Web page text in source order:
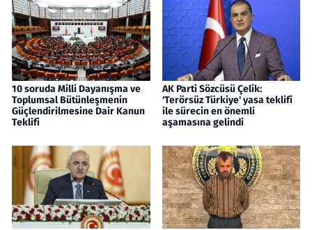
10 soruda Milli Dayanışma ve
Toplumsal Bütünleşmenin
Güçlendirilmesine Dair Kanun
Teklifi
AK Parti Sözcüsü Çelik:
'Terörsüz Türkiye' yasa teklifi
ile sürecin en önemli
aşamasına gelindi